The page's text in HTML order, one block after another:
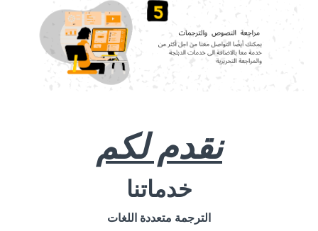
نقدم لكم
خدماتنا
الترجمة متعددة اللغات